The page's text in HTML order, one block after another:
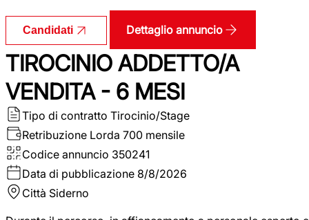
Candidati Dettaglio annuncio
TIROCINIO ADDETTO/A
VENDITA - 6 MESI
Tipo di contratto Tirocinio/Stage
Retribuzione Lorda 700 mensile
Codice annuncio 350241
Data di pubblicazione 8/8/2026
Città Siderno